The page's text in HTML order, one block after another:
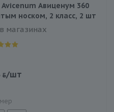
Авиценум 360
носком, 2 класс, 2 шт
магазинах
/шт